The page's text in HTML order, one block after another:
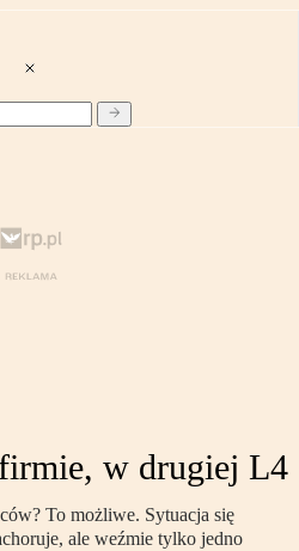
w drugiej L4
To możliwe. Sytuacja się
ale weźmie tylko jedno